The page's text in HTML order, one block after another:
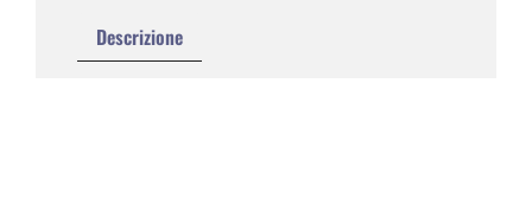
Descrizione